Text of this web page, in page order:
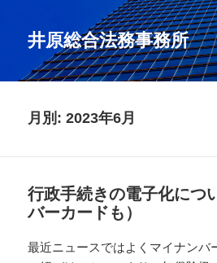
井原総合法務事務所
月別: 2023年6月
行政手続きの電子化につ
バーカードも）
最近ニュースではよくマイナンバ